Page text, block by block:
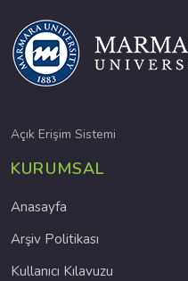
Açık Erişim Sistemi
KURUMSAL
Anasayfa
Arşiv Politikası
Kullanıcı Kılavuzu